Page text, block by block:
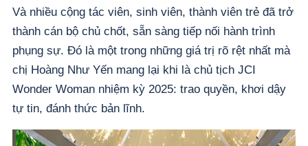
Và nhiều cộng tác viên, sinh viên, thành viên trẻ đã trở
thành cán bộ chủ chốt, sẵn sàng tiếp nối hành trình
phụng sự. Đó là một trong những giá trị rõ rệt nhất mà
chị Hoàng Như Yến mang lại khi là chủ tịch JCI
Wonder Woman nhiệm kỳ 2025: trao quyền, khơi dậy
tự tin, đánh thức bản lĩnh.